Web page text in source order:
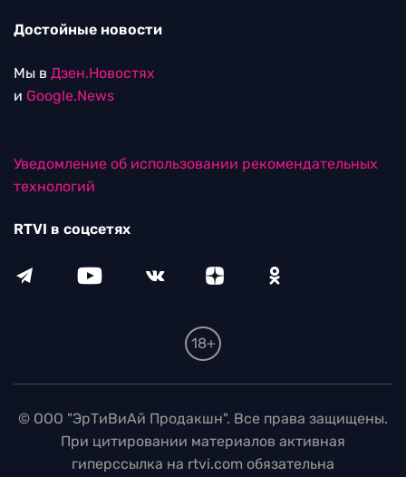
Достойные новости
Мы в Дзен.Новостях
и Google.News
Уведомление об использовании рекомендательных
технологий
RTVI в соцсетях
18+
© ООО "ЭрТиВиАй Продакшн". Все права защищены.
При цитировании материалов активная
гиперссылка на rtvi.com обязательна